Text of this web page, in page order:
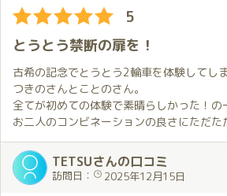
5
とうとう禁断の扉を！
古希の記念でとうとう2輪車を体験してし
つきのさんとことのさん。
全てが初めての体験で素晴らしかった！の
お二人のコンビネーションの良さにただた
しっかり焼き付けておこうと目を開こう
に瞑ってしまう。
本当に夢のような120分でした。あれが夢
この歳で二回もいけるなんて！
TETSUさんの口コミ
訪問日： 2025年12月15日